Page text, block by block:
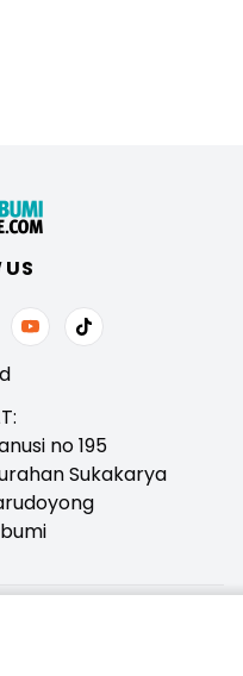
US
no 195
Sukakarya